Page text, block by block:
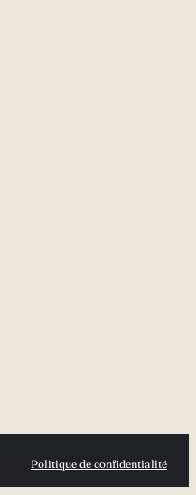
Politique de confidentialité